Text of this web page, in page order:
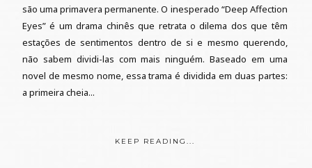
são uma primavera permanente. O inesperado “Deep Affection
Eyes” é um drama chinês que retrata o dilema dos que têm
estações de sentimentos dentro de si e mesmo querendo,
não sabem dividi-las com mais ninguém. Baseado em uma
novel de mesmo nome, essa trama é dividida em duas partes:
a primeira cheia...
KEEP READING...